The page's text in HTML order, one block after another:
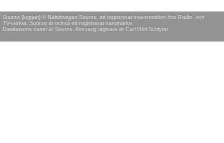
Sourze [loggan] © Nättidningen Sourze, ett registrerat massmedium hos Radio- och
TV-verket. Sourze är också ett registrerat varumärke.
Databasens namn är Sourze. Ansvarig utgivare är Carl Olof Schlyter.